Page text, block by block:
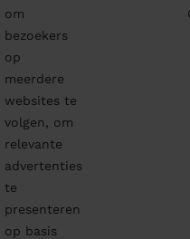
om
bezoekers
op
meerdere
websites te
volgen, om
relevante
advertenties
te
presenteren
op basis